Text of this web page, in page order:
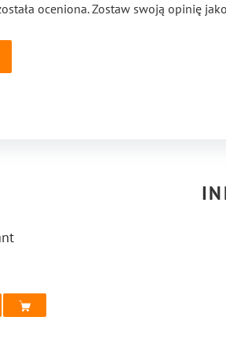
oceniona. Zostaw swoją opinię